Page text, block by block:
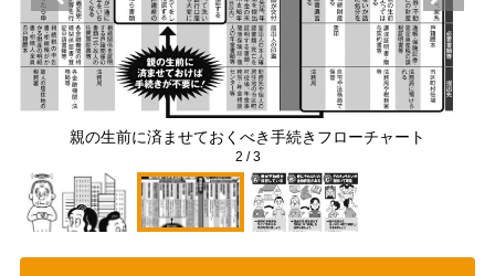
親の生前に済ませておくべき手続きフローチャート
2 /3